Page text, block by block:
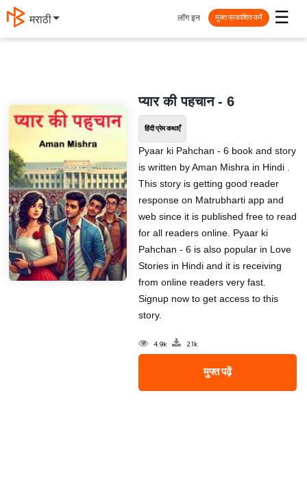
मराठी ☰
लॉग इन मुक्त प्रकाशित करें
प्यार की पहचान - 6
हिंदी प्रेम कथाएँ
Pyaar ki Pahchan - 6 book and story
is written by Aman Mishra in Hindi .
This story is getting good reader
response on Matrubharti app and
web since it is published free to read
for all readers online. Pyaar ki
Pahchan - 6 is also popular in Love
Stories in Hindi and it is receiving
from online readers very fast.
Signup now to get access to this
story.
4.9k 2.1k
मुफ्त पढ़ें